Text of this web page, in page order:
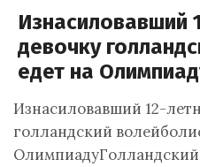
Изнасиловавший
девочку
едет на
Изнасиловавший 12-
голландский